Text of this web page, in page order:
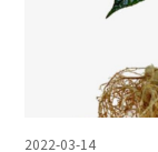
2022-03-14